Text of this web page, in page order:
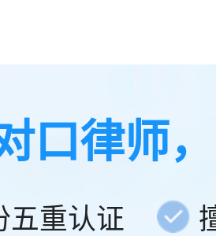
口律师
五重认证